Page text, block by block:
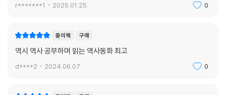
r*******1 2025.01.25. 0
종이책 구매
역시 역사 공부하며 읽는 역사동화 최고
d****2 2024.06.07. 0